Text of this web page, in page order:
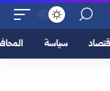
سياسة